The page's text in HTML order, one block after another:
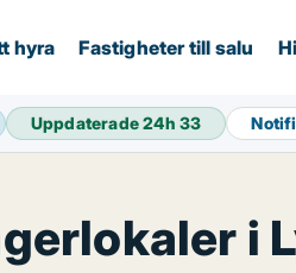
hyra Fastigheter till salu
Uppdaterade 24h33
i